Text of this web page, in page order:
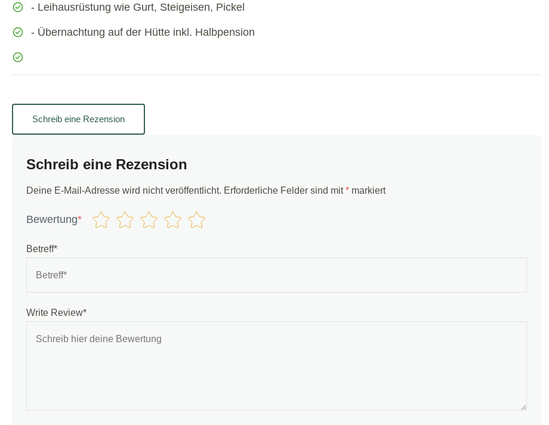
- Leihausrüstung wie Gurt, Steigeisen, Pickel
- Übernachtung auf der Hütte inkl. Halbpension
Schreib eine Rezension
Schreib eine Rezension
Deine E-Mail-Adresse wird nicht veröffentlicht. Erforderliche Felder sind mit* markiert
Bewertung*
Betreff*
Write Review*